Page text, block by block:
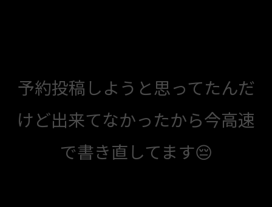
予約投稿しようと思ってたんだ
けど出来てなかったから今高速
で書き直してます😔